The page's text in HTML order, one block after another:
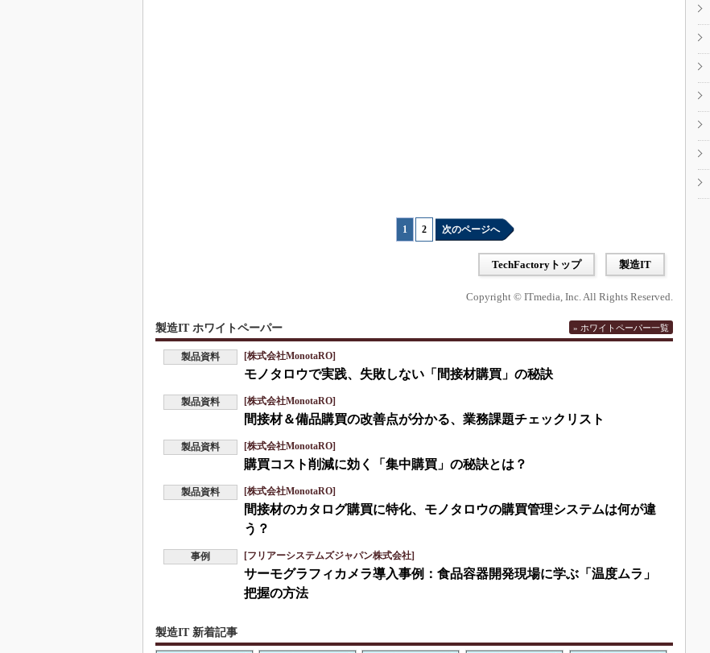
1 2 次のページへ
TechFactoryトップ 製造IT
Copyright © ITmedia, Inc. All Rights Reserved.
製造IT ホワイトペーパー » ホワイトペーパー一覧
製品資料 [株式会社MonotaRO]
モノタロウで実践、失敗しない「間接材購買」の秘訣
製品資料 [株式会社MonotaRO]
間接材＆備品購買の改善点が分かる、業務課題チェックリスト
製品資料 [株式会社MonotaRO]
購買コスト削減に効く「集中購買」の秘訣とは？
製品資料 [株式会社MonotaRO]
間接材のカタログ購買に特化、モノタロウの購買管理システムは何が違
う？
事例 [フリアーシステムズジャパン株式会社]
サーモグラフィカメラ導入事例：食品容器開発現場に学ぶ「温度ムラ」
把握の方法
製造IT 新着記事